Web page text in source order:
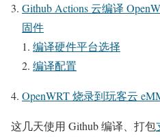
Github Actions 云编译
固件
编译硬件平台选择
编译配置
OpenWRT 烧录到玩客云
这几天使用 Github 编译、打包